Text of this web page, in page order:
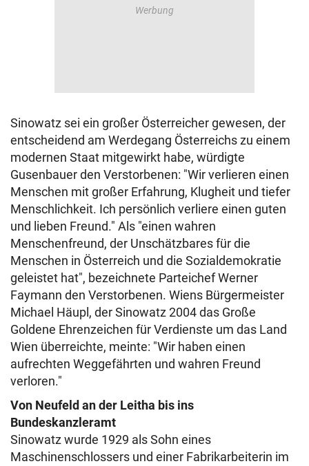
Sinowatz sei ein großer Österreicher gewesen, der
entscheidend am Werdegang Österreichs zu einem
modernen Staat mitgewirkt habe, würdigte
Gusenbauer den Verstorbenen: "Wir verlieren einen
Menschen mit großer Erfahrung, Klugheit und tiefer
Menschlichkeit. Ich persönlich verliere einen guten
und lieben Freund." Als "einen wahren
Menschenfreund, der Unschätzbares für die
Menschen in Österreich und die Sozialdemokratie
geleistet hat", bezeichnete Parteichef Werner
Faymann den Verstorbenen. Wiens Bürgermeister
Michael Häupl, der Sinowatz 2004 das Große
Goldene Ehrenzeichen für Verdienste um das Land
Wien überreichte, meinte: "Wir haben einen
aufrechten Weggefährten und wahren Freund
verloren."
Von Neufeld an der Leitha bis ins
Bundeskanzleramt
Sinowatz wurde 1929 als Sohn eines
Maschinenschlossers und einer Fabrikarbeiterin im